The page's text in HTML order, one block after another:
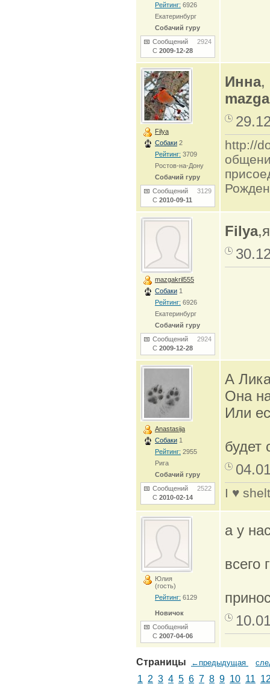
Рейтинг: 6926
Екатеринбург
Собачий гуру
Сообщений 2924
С 2009-12-28
Filya
Собаки 2
Рейтинг: 3709
Ростов-на-Дону
Собачий гуру
Сообщений 3129
С 2010-09-11
Инна,
http://
mazgakril555
Собаки 1
Рейтинг: 6926
Екатеринбург
Собачий гуру
Сообщений 2924
С 2009-12-28
Filya
Anastasija
Собаки 1
Рейтинг: 2955
Рига
Собачий гуру
Сообщений 2522
С 2010-02-14
А
Она
Или
будет
I ♥
Юлия
(гость)
Рейтинг: 6129
Новичок
Сообщений
С 2007-04-06
а у
всего
Страницы ←предыдущая
1 2 3 4 5 6 7 8 9 10 11